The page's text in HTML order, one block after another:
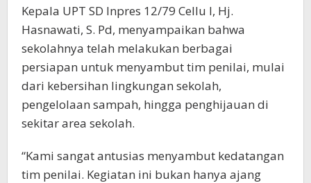
Kepala UPT SD Inpres 12/79 Cellu I, Hj.
Hasnawati, S. Pd, menyampaikan bahwa
sekolahnya telah melakukan berbagai
persiapan untuk menyambut tim penilai, mulai
dari kebersihan lingkungan sekolah,
pengelolaan sampah, hingga penghijauan di
sekitar area sekolah.
“Kami sangat antusias menyambut kedatangan
tim penilai. Kegiatan ini bukan hanya ajang